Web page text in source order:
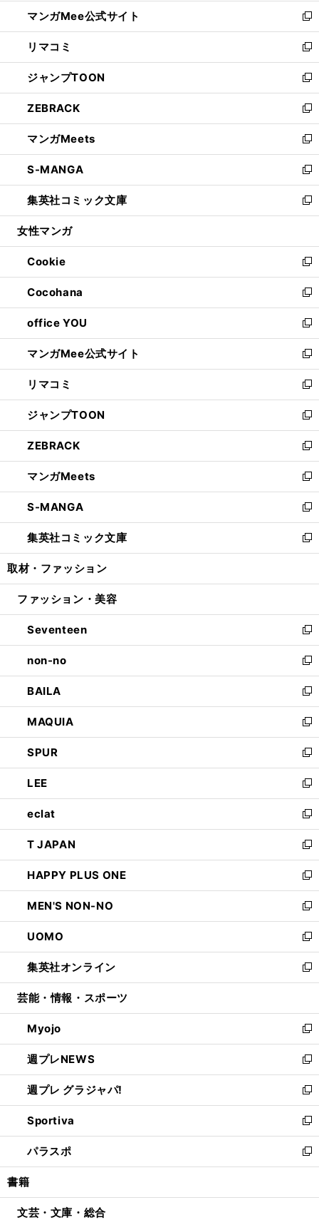
く
ド
ウ
で
開
く
ウ
ィ
ン
ド
ウ
で
開
く
し
い
ウ
ィ
ン
ド
ウ
で
開
く
マンガMee公式サイト
新
し
い
ウ
ィ
ン
ド
ウ
で
開
く
リマコミ
新
し
い
ウ
ィ
ン
ド
ウ
で
開
く
ジャンプTOON
新
し
い
ウ
ィ
ン
ド
ウ
で
開
ZEBRACK
新
し
い
ウ
ィ
ン
ド
ウ
開
く
マンガMeets
新
し
い
ウ
ィ
ン
ウ
で
開
く
S-MANGA
新
し
い
ウ
ン
ド
ウ
で
開
く
集英社コミック文庫
新
し
ウ
ィ
ン
ド
ウ
で
開
く
女性マンガ
Cookie
新
し
い
ウ
ィ
ン
ド
ウ
で
開
く
Cocohana
新
し
い
ウ
ィ
ン
ド
ウ
で
開
く
office YOU
新
し
い
ウ
ィ
ン
ド
ウ
で
開
く
マンガMee公式サイト
新
し
い
ウ
ィ
ン
ド
ウ
で
開
く
リマコミ
新
し
い
ウ
ィ
ン
ド
ウ
で
開
く
ジャンプTOON
新
し
い
ウ
ィ
ン
ド
ウ
で
開
ZEBRACK
新
し
い
ウ
ィ
ン
ド
ウ
開
マンガMeets
新
し
い
ウ
ィ
ン
ウ
開
く
S-MANGA
新
し
い
ウ
ン
ウ
で
開
く
集英社コミック文庫
新
し
ウ
ン
ド
ウ
で
開
く
取材・ファッション
ファッション・美容
Seventeen
新
し
い
ウ
ィ
ン
ド
ウ
で
開
く
non-no
新
し
い
ウ
ィ
ン
ド
ウ
で
開
く
BAILA
新
し
い
ウ
ィ
ン
ド
ウ
で
開
く
MAQUIA
新
し
い
ウ
ィ
ン
ド
ウ
で
開
く
SPUR
新
し
い
ウ
ィ
ン
ド
ウ
で
開
く
LEE
新
し
い
ウ
ィ
ン
ド
ウ
で
開
く
eclat
新
し
い
ウ
ィ
ン
ド
ウ
で
開
く
T JAPAN
新
し
い
ウ
ィ
ン
ド
ウ
で
開
HAPPY PLUS ONE
新
し
い
ウ
ィ
ン
ド
ウ
開
く
MEN'S NON-NO
新
し
い
ウ
ィ
ン
ウ
で
開
く
UOMO
新
し
い
ウ
ン
ド
ウ
で
開
く
集英社オンライン
新
し
ウ
ィ
ン
ド
ウ
で
開
く
芸能・情報・スポーツ
Myojo
新
し
い
ウ
ィ
ン
ド
ウ
で
開
週プレNEWS
新
し
い
ウ
ィ
ン
ド
ウ
開
週プレ グラジャパ!
新
し
い
ウ
ィ
ン
ウ
Sportiva
新
し
い
ウ
ン
パラスポ
新
し
ウ
書籍
文芸・文庫・総合